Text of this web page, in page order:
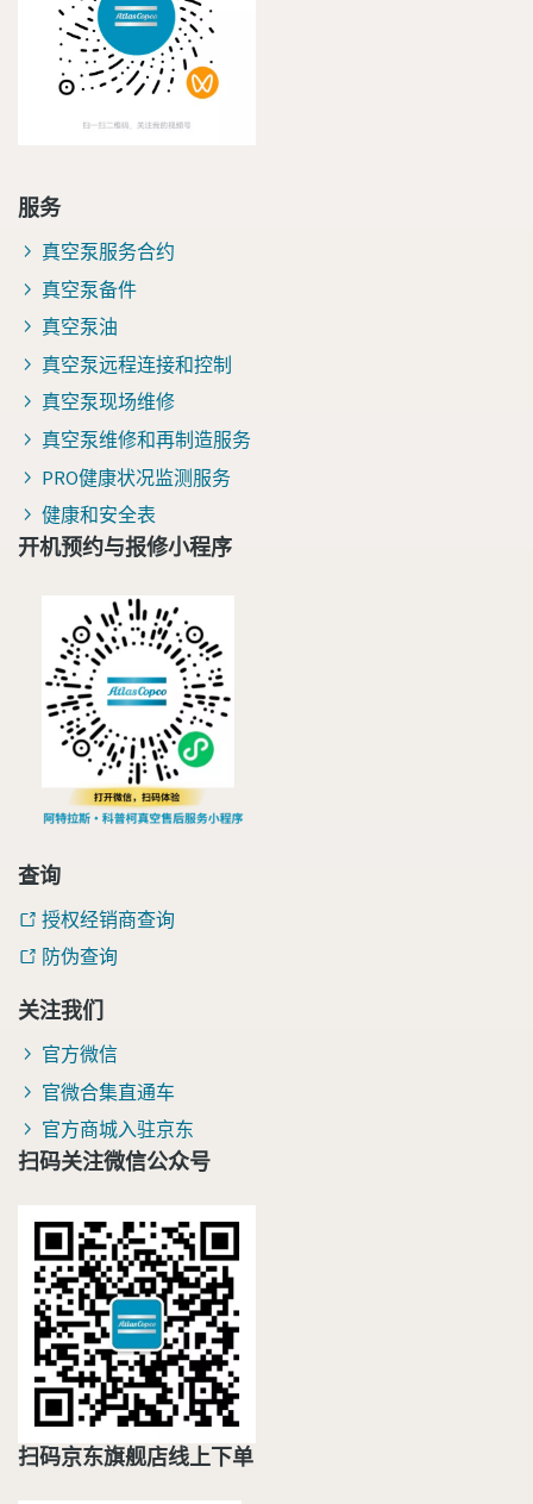
服务
真空泵服务合约
真空泵备件
真空泵油
真空泵远程连接和控制
真空泵现场维修
真空泵维修和再制造服务
PRO健康状况监测服务
健康和安全表
开机预约与报修小程序
查询
授权经销商查询
防伪查询
关注我们
官方微信
官微合集直通车
官方商城入驻京东
扫码关注微信公众号
扫码京东旗舰店线上下单